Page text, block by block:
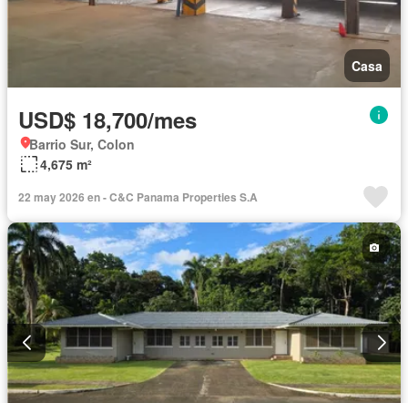
Casa
USD$ 18,700/mes
Barrio Sur, Colon
4,675 m²
22 may 2026 en - C&C Panama Properties S.A